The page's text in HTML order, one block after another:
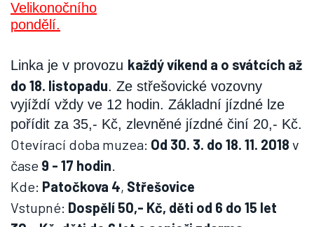
Linka je v provozu každý víkend a o svátcích až
do 18. listopadu. Ze střešovické vozovny
vyjíždí vždy ve 12 hodin. Základní jízdné lze
pořídit za 35,- Kč, zlevněné jízdné činí 20,- Kč.
Otevírací doba muzea: Od 30. 3. do 18. 11. 2018 v
čase 9 - 17 hodin.
Kde: Patočkova 4, Střešovice
Vstupné: Dospělí 50,- Kč, děti od 6 do 15 let